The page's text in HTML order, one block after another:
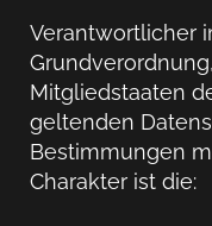
Verantwortlicher
Mitgliedstaaten
geltenden
Bestimmungen
Charakter ist die: